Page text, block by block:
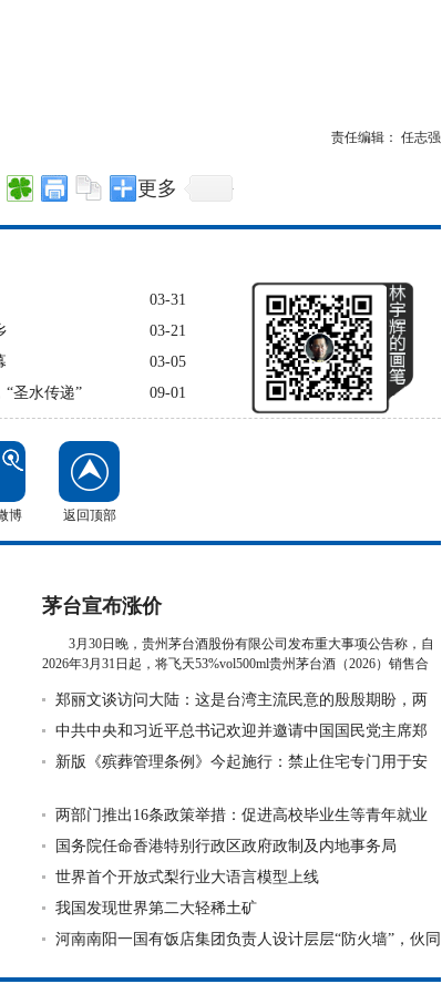
责任编辑： 任志强
更多
03-31
03-21
03-05
09-01
“圣水传递”
博 返回顶部
茅台宣布涨价
3月30日晚，贵州茅台酒股份有限公司发布重大事项公告称，自
2026年3月31日起，将飞天53%vol500ml贵州茅台酒（2026）销售合
郑丽文谈访问大陆：这是台湾主流民意的殷殷期盼，两
岸不是终需
中共中央和习近平总书记欢迎并邀请中国国民党主席郑
丽文率团来
新版《殡葬管理条例》今起施行：禁止住宅专门用于安
两部门推出16条政策举措：促进高校毕业生等青年就业
国务院任命香港特别行政区政府政制及内地事务局
世界首个开放式梨行业大语言模型上线
我国发现世界第二大轻稀土矿
河南南阳一国有饭店集团负责人设计层层“防火墙”，伙同